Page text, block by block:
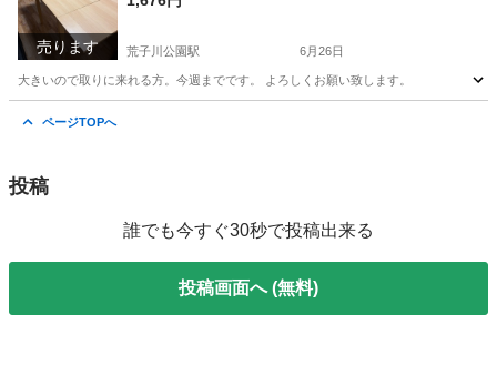
売ります 荒子川公園駅 6月26日
大きいので取りに来れる方。今週までです。 よろしくお願い致します。
ページTOPへ
投稿
誰でも今すぐ30秒で投稿出来る
投稿画面へ (無料)